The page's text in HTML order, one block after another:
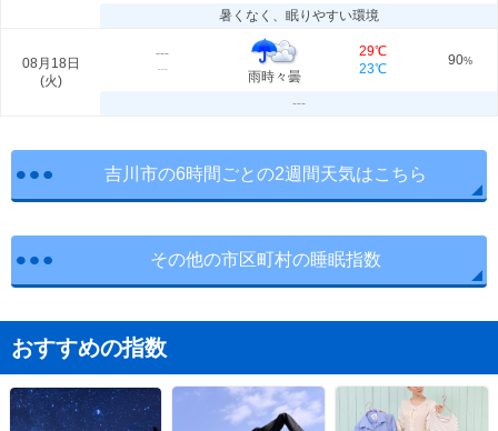
暑くなく、眠りやすい環境
08月18日
(火)
---
---
雨時々曇
29℃
23℃
90%
---
吉川市の6時間ごとの2週間天気はこちら
その他の市区町村の睡眠指数
おすすめの指数